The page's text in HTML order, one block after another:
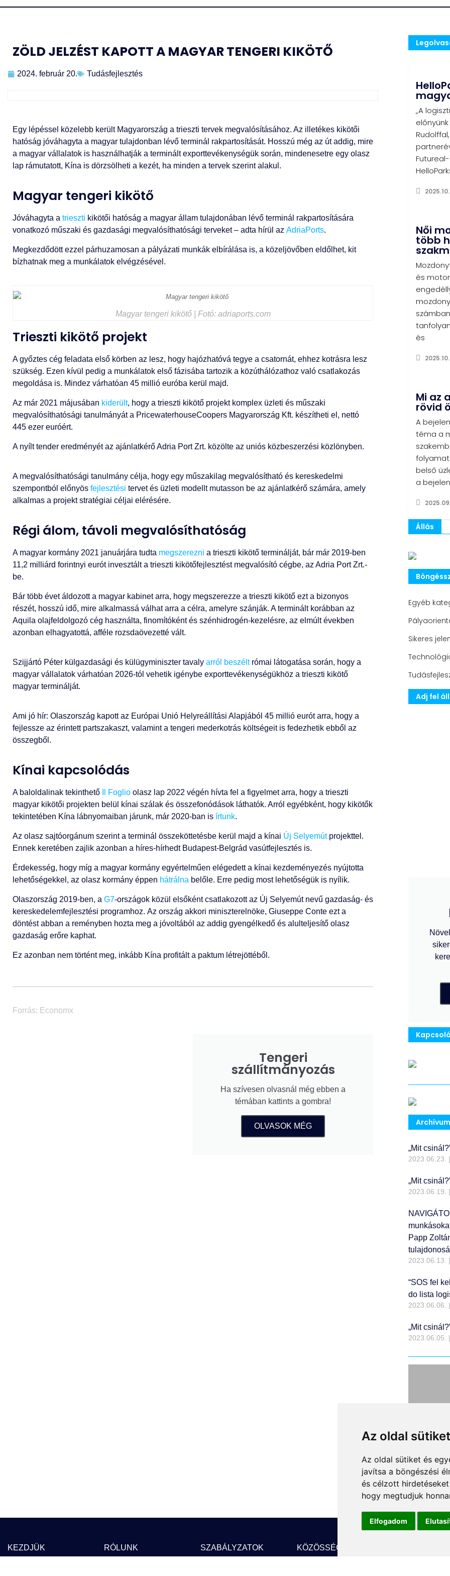
Az oldal
Az oldal sütiket és
javítsa a böngészési
és célzott
hogy megtudjuk
Elfogadom
ZÖLD JELZÉST KAPOTT A MAGYAR TENGERI KIKÖTŐ
2024. február 20. Tudásfejlesztés
Egy lépéssel közelebb került Magyarország a trieszti tervek megvalósításához. Az illetékes kikötői
hatóság jóváhagyta a magyar tulajdonban lévő terminál rakpartosítását. Hosszú még az út addig, mire
a magyar vállalatok is használhatják a terminált exporttevékenységük során, mindenesetre egy olasz
lap rámutatott, Kína is dörzsölheti a kezét, ha minden a tervek szerint alakul.
Magyar tengeri kikötő
Jóváhagyta a trieszti kikötői hatóság a magyar állam tulajdonában lévő terminál rakpartosítására
vonatkozó műszaki és gazdasági megvalósíthatósági terveket – adta hírül az AdriaPorts.
Megkezdődött ezzel párhuzamosan a pályázati munkák elbírálása is, a közeljövőben eldőlhet, kit
bízhatnak meg a munkálatok elvégzésével.
Magyar tengeri kikötő | Fotó: adriaports.com
Trieszti kikötő projekt
A győztes cég feladata első körben az lesz, hogy hajózhatóvá tegye a csatornát, ehhez kotrásra lesz
szükség. Ezen kívül pedig a munkálatok első fázisába tartozik a közúthálózathoz való csatlakozás
megoldása is. Mindez várhatóan 45 millió euróba kerül majd.
Az már 2021 májusában kiderült, hogy a trieszti kikötő projekt komplex üzleti és műszaki
megvalósíthatósági tanulmányát a PricewaterhouseCoopers Magyarország Kft. készítheti el, nettó
445 ezer euróért.
A nyílt tender eredményét az ajánlatkérő Adria Port Zrt. közölte az uniós közbeszerzési közlönyben.
A megvalósíthatósági tanulmány célja, hogy egy műszakilag megvalósítható és kereskedelmi
szempontból előnyös fejlesztési tervet és üzleti modellt mutasson be az ajánlatkérő számára, amely
alkalmas a projekt stratégiai céljai elérésére.
Régi álom, távoli megvalósíthatóság
A magyar kormány 2021 januárjára tudta megszerezni a trieszti kikötő terminálját, bár már 2019-ben
11,2 milliárd forintnyi eurót invesztált a trieszti kikötőfejlesztést megvalósító cégbe, az Adria Port Zrt.-
be.
Bár több évet áldozott a magyar kabinet arra, hogy megszerezze a trieszti kikötő ezt a bizonyos
részét, hosszú idő, mire alkalmassá válhat arra a célra, amelyre szánják. A terminált korábban az
Aquila olajfeldolgozó cég használta, finomítóként és szénhidrogén-kezelésre, az elmúlt években
azonban elhagyatottá, afféle rozsdaövezetté vált.
Szijjártó Péter külgazdasági és külügyminiszter tavaly arról beszéltrómai látogatása során, hogy a
magyar vállalatok várhatóan 2026-tól vehetik igénybe exporttevékenységükhöz a trieszti kikötő
magyar terminálját.
Ami jó hír: Olaszország kapott az Európai Unió Helyreállítási Alapjából 45 millió eurót arra, hogy a
fejlessze az érintett partszakaszt, valamint a tengeri mederkotrás költségeit is fedezhetik ebből az
összegből.
Kínai kapcsolódás
A baloldalinak tekinthető Il Foglio olasz lap 2022 végén hívta fel a figyelmet arra, hogy a trieszti
magyar kikötői projekten belül kínai szálak és összefonódások láthatók. Arról egyébként, hogy kikötők
tekintetében Kína lábnyomaiban járunk, már 2020-ban is írtunk.
Az olasz sajtóorgánum szerint a terminál összeköttetésbe kerül majd a kínai Új Selyemútprojekttel.
Ennek keretében zajlik azonban a híres-hírhedt Budapest-Belgrád vasútfejlesztés is.
Érdekesség, hogy míg a magyar kormány egyértelműen elégedett a kínai kezdeményezés nyújtotta
lehetőségekkel, az olasz kormány éppen hátrálna belőle. Erre pedig most lehetőségük is nyílik.
Olaszország 2019-ben, a G7-országok közül elsőként csatlakozott az Új Selyemút nevű gazdaság- és
kereskedelemfejlesztési programhoz. Az ország akkori miniszterelnöke, Giuseppe Conte ezt a
döntést abban a reményben hozta meg a jóvoltából az addig gyengélkedő és alulteljesítő olasz
gazdaság erőre kaphat.
Ez azonban nem történt meg, inkább Kína profitált a paktum létrejöttéből.
Forrás: Economx
Tengeri
szállítmányozás
Ha szívesen olvasnál még ebben a
témában kattints a gombra!
OLVASOK MÉG
„A
Női
több
és
és
Mi az
rövid
A
téma a
belső
a
Állás
Egyéb
Sikeres
Adj fel
Archívum
„Mit
2023.06.23.
„Mit
2023.06.19.
Papp
2023.06.13.
“SOS fel
do lista
2023.06.06.
„Mit
2023.06.05.
A
már
KEZDJÜK RÓLUNK SZABÁLYZATOK KÖZÖSSÉGI MÉDIA